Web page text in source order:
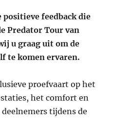
positieve feedback die
Predator Tour van
u graag uit om de
te komen ervaren.
proefvaart op het
het comfort en
tijdens de